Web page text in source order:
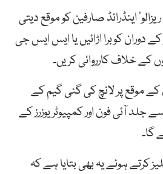
اینڈرائڈ صارفین کو موقع دیتی
کوبرا اڑائیں یا ایس ایس جی
کے خلاف کارروائی کریں۔
کے موقع پر لانچ کی گئی گیم کے
جلد آئی فون اور کمپیوٹر یوزرز کے
گا۔
کرتے ہوئے یہ بھی بتایا ہے کہ